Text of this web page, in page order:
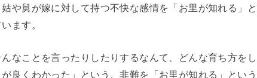
や舅が嫁に対して持つ不快な感情を「お里が知れる」と
ます。
なことを言ったりしたりするなんて、どんな育ち方をし
良くわかった」という、非難を「お里が知れる」という